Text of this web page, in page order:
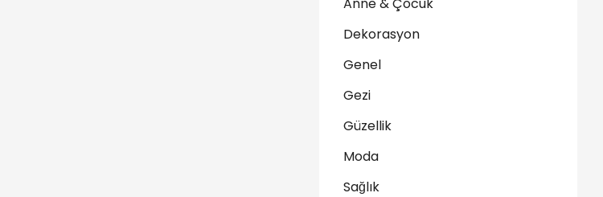
Dekorasyon
Genel
Gezi
Güzellik
Moda
Sağlık